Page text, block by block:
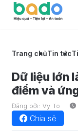
Trang chủTin tức
Dữ liệu lớn
điểm và
Đăng bởi: Vy To
Chia sẻ